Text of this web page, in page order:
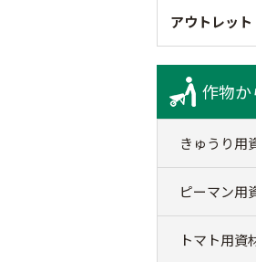
アウトレット
作物
きゅうり用
ピーマン用
トマト用資